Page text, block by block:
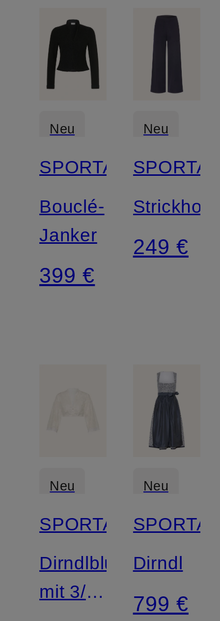
Neu
SPORTALM
Bouclé-
Janker
399 €
Neu
249 €
Neu
SPORTALM
Dirndlbluse
mit 3/4-
Neu
Dirndl
799 €